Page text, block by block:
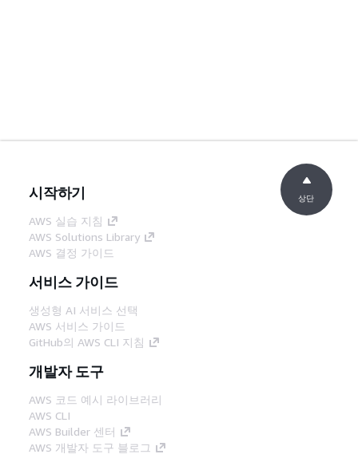
시작하기
AWS 실습 지침
AWS Solutions Library
AWS 결정 가이드
서비스 가이드
생성형 AI 서비스 선택
AWS 서비스 가이드
GitHub의 AWS CLI 지침
개발자 도구
AWS 코드 예시 라이브러리
AWS CLI
AWS Builder 센터
AWS 개발자 도구 블로그
상단